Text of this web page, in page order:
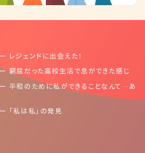
レジェンドに出会えた！
窮屈だった高校生活で息ができた感じ
平和のために私ができることなんて…あ
「私は私」の発見